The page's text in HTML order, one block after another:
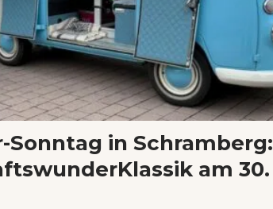
Sonntag in Schramberg:
am 30.